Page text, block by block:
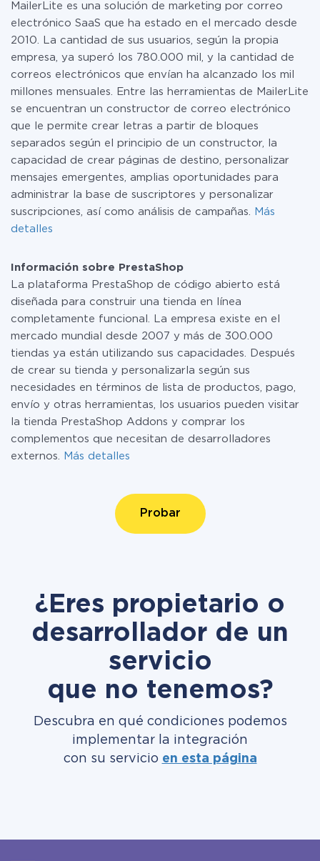
tarifas.
MailerLite es una solución de marketing por correo
electrónico SaaS que ha estado en el mercado desde
2010. La cantidad de sus usuarios, según la propia
empresa, ya superó los 780.000 mil, y la cantidad de
correos electrónicos que envían ha alcanzado los mil
millones mensuales. Entre las herramientas de MailerLite
se encuentran un constructor de correo electrónico
que le permite crear letras a partir de bloques
separados según el principio de un constructor, la
capacidad de crear páginas de destino, personalizar
mensajes emergentes, amplias oportunidades para
administrar la base de suscriptores y personalizar
suscripciones, así como análisis de campañas.
Más
detalles
Información sobre PrestaShop
La plataforma PrestaShop de código abierto está
diseñada para construir una tienda en línea
completamente funcional. La empresa existe en el
mercado mundial desde 2007 y más de 300.000
tiendas ya están utilizando sus capacidades. Después
de crear su tienda y personalizarla según sus
necesidades en términos de lista de productos, pago,
envío y otras herramientas, los usuarios pueden visitar
la tienda PrestaShop Addons y comprar los
complementos que necesitan de desarrolladores
externos.
Más detalles
Probar
¿Eres propietario o
desarrollador de un
servicio
que no tenemos?
Descubra en qué condiciones podemos
implementar la integración
con su servicio en esta página